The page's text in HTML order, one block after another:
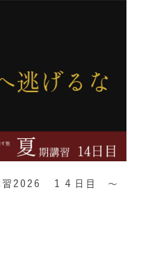
習2026 １４日目 ～